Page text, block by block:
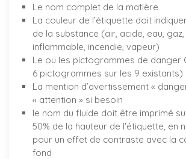
Le nom complet de la matière
La couleur de l’étiquette doit
de la substance (air, acide, eau, gaz,
inflammable, incendie, vapeur)
Le ou les pictogrammes de danger
6 pictogrammes sur les 9 existants)
La mention d’avertissement «
« attention » si besoin
le nom du fluide doit être imprimé
50% de la hauteur de l'étiquette, en
pour un effet de contraste avec la
fond